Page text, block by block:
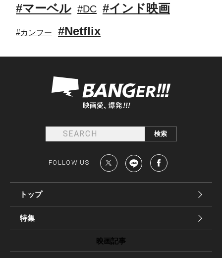
#マーベル #DC #インド映画
#カンフー #Netflix
FOLLOW US
トップ
特集
映画記事